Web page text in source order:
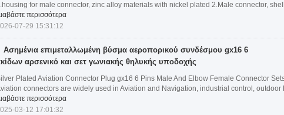
for male connector, zinc alloy materials with nickel plated 2.Male connector,
περισσότερα
07-29 15:31:12
Ασημένια επιμεταλλωμένη βύσμα αεροπορικού συνδέσμου gx16 6
αρσενικό και σετ γωνιακής θηλυκής υποδοχής
Plated Aviation Connector Plug gx16 6 Pins Male And Elbow Female Connector
connectors are widely used in Aviation and Navigation, industrial control, outdoor
περισσότερα
03-12 17:01:32